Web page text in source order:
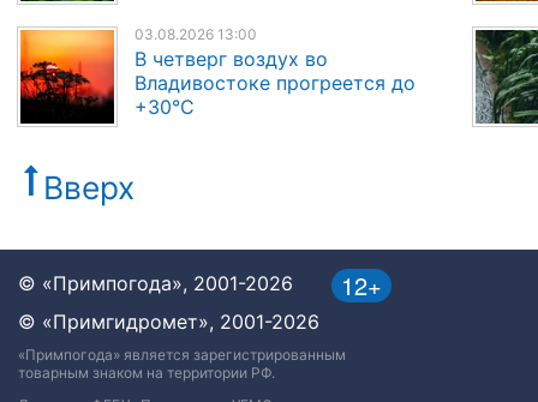
03.08.2026 13:00
В четверг воздух во
Владивостоке прогреется до
+30°C
Вверх
12+
© «Примпогода», 2001-2026
© «Примгидромет», 2001-2026
«Примпогода» является зарегистрированным
товарным знаком на территории РФ.